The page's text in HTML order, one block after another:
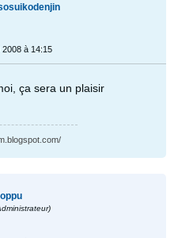
2008 à 14:15
ça sera un plaisir